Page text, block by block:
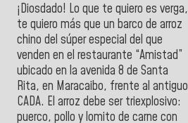
¡Diosdado! Lo que te quiero es verga,
te quiero más que un barco de arroz
chino del súper especial del que
venden en el restaurante “Amistad”
ubicado en la avenida 8 de Santa
Rita, en Maracaibo, frente al antiguo
CADA. El arroz debe ser triexplosivo:
puerco, pollo y lomito de carne con